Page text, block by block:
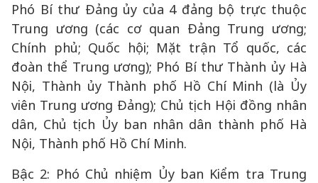
Phó Bí thư Đảng ủy của 4 đảng bộ trực thuộc
Trung ương (các cơ quan Đảng Trung ương;
Chính phủ; Quốc hội; Mặt trận Tổ quốc, các
đoàn thể Trung ương); Phó Bí thư Thành ủy Hà
Nội, Thành ủy Thành phố Hồ Chí Minh (là Ủy
viên Trung ương Đảng); Chủ tịch Hội đồng nhân
dân, Chủ tịch Ủy ban nhân dân thành phố Hà
Nội, Thành phố Hồ Chí Minh.
Bậc 2: Phó Chủ nhiệm Ủy ban Kiểm tra Trung